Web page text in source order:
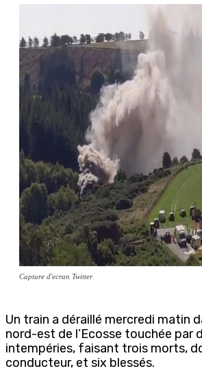
Capture d'ecran Twitter
Un train a déraillé mercredi matin
nord-est de l’Ecosse touchée par
intempéries, faisant trois morts,
conducteur, et six blessés.